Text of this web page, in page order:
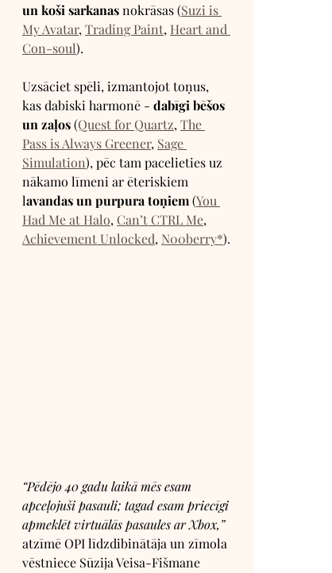
un koši sarkanas nokrāsas (Suzi is
My Avatar, Trading Paint, Heart and
Con-soul).
Uzsāciet spēli, izmantojot toņus,
kas dabiski harmonē - dabīgi bēšos
un zaļos (Quest for Quartz, The
Pass is Always Greener, Sage
Simulation), pēc tam pacelieties uz
nākamo līmeni ar ēteriskiem
lavandas un purpura toņiem (You
Had Me at Halo, Can’t CTRL Me,
Achievement Unlocked, N00berry*).
“Pēdējo 40 gadu laikā mēs esam
apceļojuši pasauli; tagad esam priecīgi
apmeklēt virtuālās pasaules ar Xbox,”
atzīmē OPI līdzdibinātāja un zīmola
vēstniece Sūzija Veisa-Fišmane